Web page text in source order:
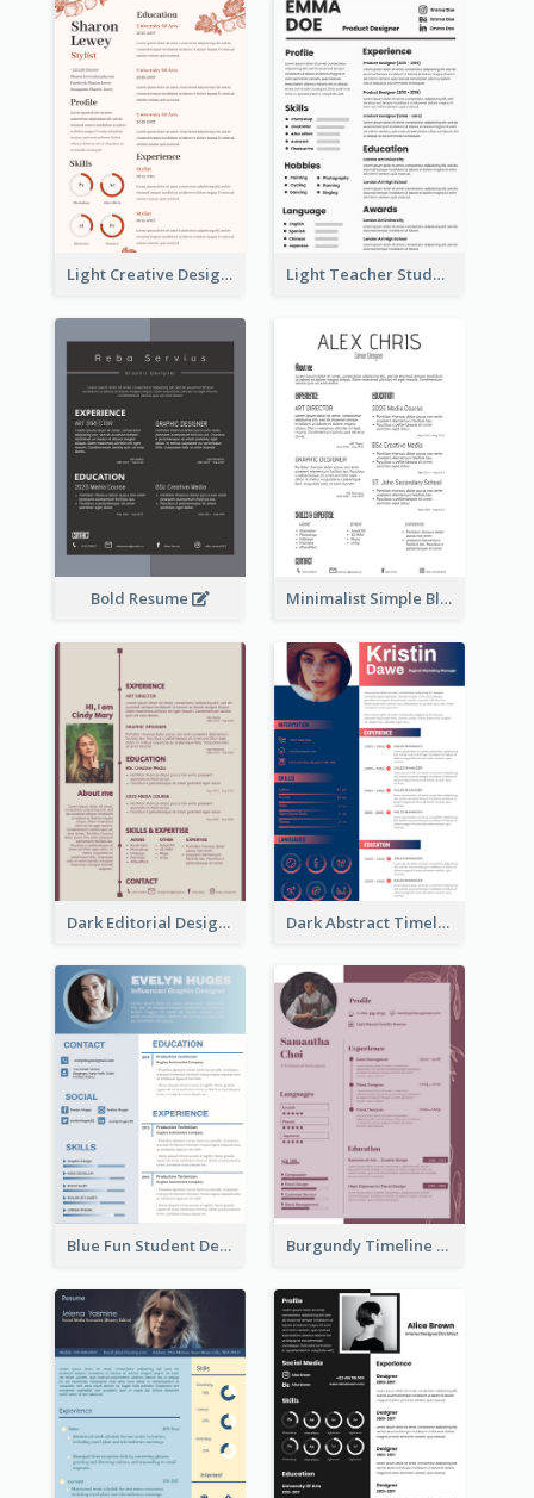
Light Creative Designer Resume Light Teacher Student Resume
Bold Resume Minimalist Simple Black Resume
Dark Editorial Designer Resume Dark Abstract Timeline Resume
Blue Fun Student Designer Resume Burgundy Timeline Marketer Resume